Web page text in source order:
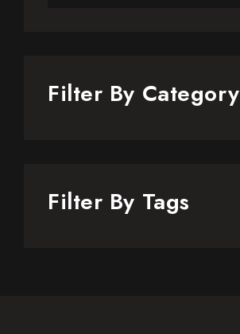
Filter By Category
Filter By Tags